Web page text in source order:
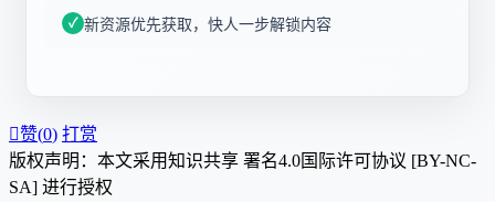
新资源优先获取，快人一步解锁内容
赞(0) 打赏
版权声明：本文采用知识共享 署名4.0国际许可协议 [BY-NC-
SA] 进行授权